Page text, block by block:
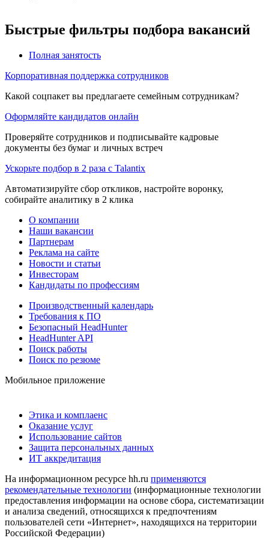
Быстрые фильтры подбора вакансий
Полная занятость
Корпоративная поддержка сотрудников
Какой соцпакет вы предлагаете семейным сотрудникам?
Оформляйте кандидатов онлайн
Проверяйте сотрудников и подписывайте кадровые
документы без бумаг и личных встреч
Ускорьте подбор в 2 раза с Talantix
Автоматизируйте сбор откликов, настройте воронку,
собирайте аналитику в 2 клика
О компании
Наши вакансии
Партнерам
Реклама на сайте
Новости и статьи
Инвесторам
Кандидаты по профессиям
Производственный календарь
Требования к ПО
Безопасный HeadHunter
HeadHunter API
Поиск работы
Поиск по резюме
Мобильное приложение
Этика и комплаенс
Оказание услуг
Использование сайтов
Защита персональных данных
ИТ аккредитация
На информационном ресурсе hh.ru применяются
рекомендательные технологии (информационные технологии
предоставления информации на основе сбора, систематизации
и анализа сведений, относящихся к предпочтениям
пользователей сети «Интернет», находящихся на территории
Российской Федерации)